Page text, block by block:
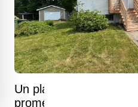
Un plain-pied des
promesses sur la rive